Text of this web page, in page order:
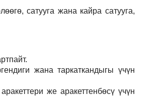
сатууга жана кайра сатууга,
жана таркаткандыгы үчүн
же аракеттенбөсү үчүн